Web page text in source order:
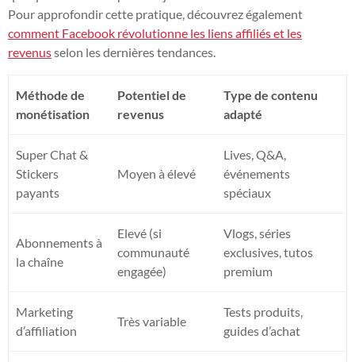
Pour approfondir cette pratique, découvrez également
comment Facebook révolutionne les liens affiliés et les
revenusselon les dernières tendances.
Méthode de
monétisation
Potentiel de
revenus
Type de contenu
adapté
Super Chat &
Stickers
payants
Moyen à élevé
Lives, Q&A,
événements
spéciaux
Abonnements à
la chaîne
Elevé (si
communauté
engagée)
Vlogs, séries
exclusives, tutos
premium
Marketing
d’affiliation
Très variable
Tests produits,
guides d’achat